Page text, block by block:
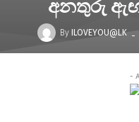
අනතුරු
By ILOVEYOU@LK -
-